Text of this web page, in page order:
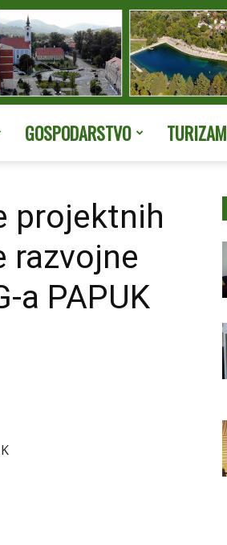
stranice
GOSPODARSTVO TURIZAM
projektnih
razvojne
a PAPUK